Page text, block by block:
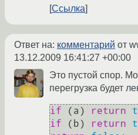
Ссылка
Ответ на: комментарий от
13.12.2009 16:41:27 +00:00
Это пустой спор.
перегрузка будет
if (a) return
if (b) return